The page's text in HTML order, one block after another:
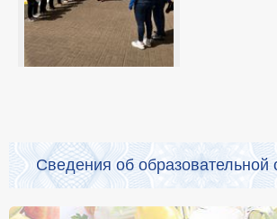
Сведения об образовательной